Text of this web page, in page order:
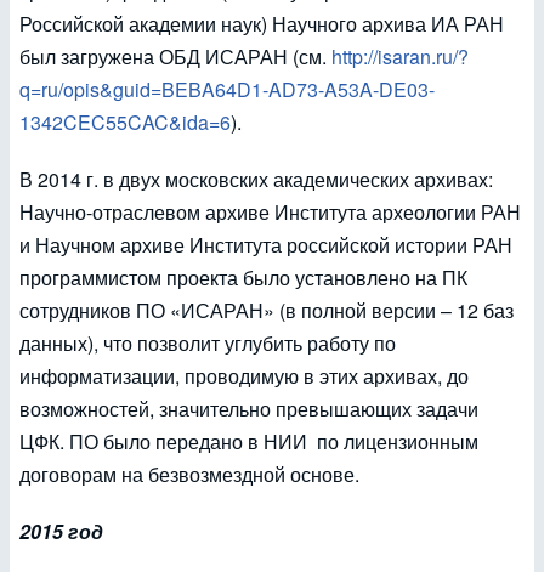
Российской академии наук) Научного архива ИА РАН
был загружена ОБД ИСАРАН (см. http://isaran.ru/?
q=ru/opis&guid=BEBA64D1-AD73-A53A-DE03-
1342CEC55CAC&ida=6).
В 2014 г. в двух московских академических архивах:
Научно-отраслевом архиве Института археологии РАН
и Научном архиве Института российской истории РАН
программистом проекта было установлено на ПК
сотрудников ПО «ИСАРАН» (в полной версии – 12 баз
данных), что позволит углубить работу по
информатизации, проводимую в этих архивах, до
возможностей, значительно превышающих задачи
ЦФК. ПО было передано в НИИ по лицензионным
договорам на безвозмездной основе.
2015 год